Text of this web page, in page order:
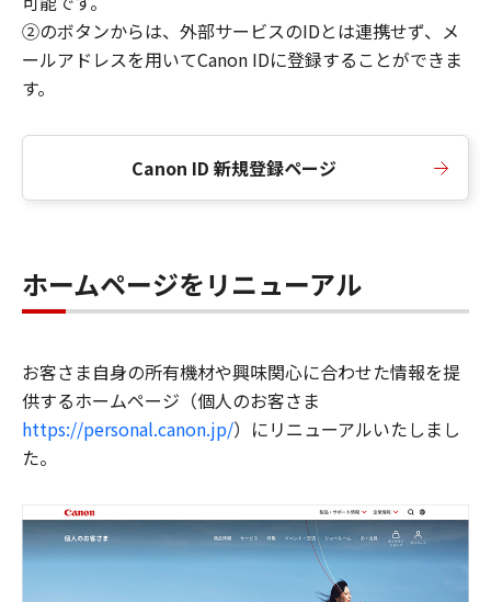
②のボタンからは、外部サービスのIDとは連携せず、メ
ールアドレスを用いてCanon IDに登録することができま
す。
Canon ID 新規登録ページ
ホームページをリニューアル
お客さま自身の所有機材や興味関心に合わせた情報を提
供するホームページ（個人のお客さま
https://personal.canon.jp/）にリニューアルいたしまし
た。